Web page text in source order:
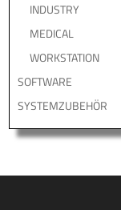
INDUSTRY
MEDICAL
WORKSTATION
SOFTWARE
SYSTEMZUBEHÖR